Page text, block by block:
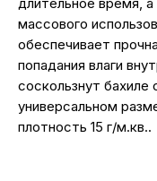
длительное время,
массового
обеспечивает
попадания влаги
соскользнут бахиле
универсальном
плотность 15 г/м.кв..